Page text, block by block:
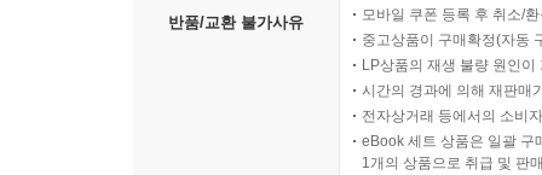
반품/교환 불가사유
모바일 쿠폰 등록 후 취소/
중고상품이 구매확정(자동
LP상품의 재생 불량 원인
시간의 경과에 의해 재판매
전자상거래 등에서의 소비
eBook 세트 상품은 일괄 구
1개의 상품으로 취급 및 판